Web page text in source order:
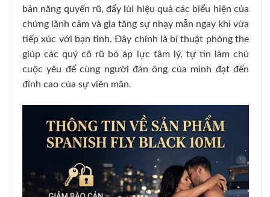
bản năng quyến rũ, đẩy lùi hiệu quả các biểu hiện của
chứng lãnh cảm và gia tăng sự nhạy mẫn ngay khi vừa
tiếp xúc với bạn tình. Đây chính là bí thuật phòng the
giúp các quý cô rũ bỏ áp lực tâm lý, tự tin làm chủ
cuộc yêu để cùng người đàn ông của mình đạt đến
đỉnh cao của sự viên mãn.